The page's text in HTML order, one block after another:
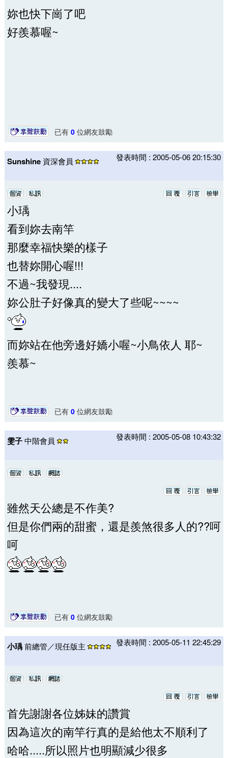
妳也快下崗了吧
好羨慕喔~
已有 0位網友鼓勵
Sunshine 資深會員 發表時間 : 2005-05-06 20:15:30
小瑀
看到妳去南竿
那麼幸福快樂的樣子
也替妳開心喔!!!
不過~我發現....
妳公肚子好像真的變大了些呢~~~~
而妳站在他旁邊好嬌小喔~小鳥依人 耶~
羨慕~
已有 0位網友鼓勵
雯子中階會員 發表時間 : 2005-05-08 10:43:32
雖然天公總是不作美?
但是你們兩的甜蜜，還是羨煞很多人的??呵
呵
已有 0位網友鼓勵
小瑀前總管／現任版主 發表時間 : 2005-05-11 22:45:29
首先謝謝各位姊妹的讚賞
因為這次的南竿行真的是給他太不順利了
哈哈.....所以照片也明顯減少很多